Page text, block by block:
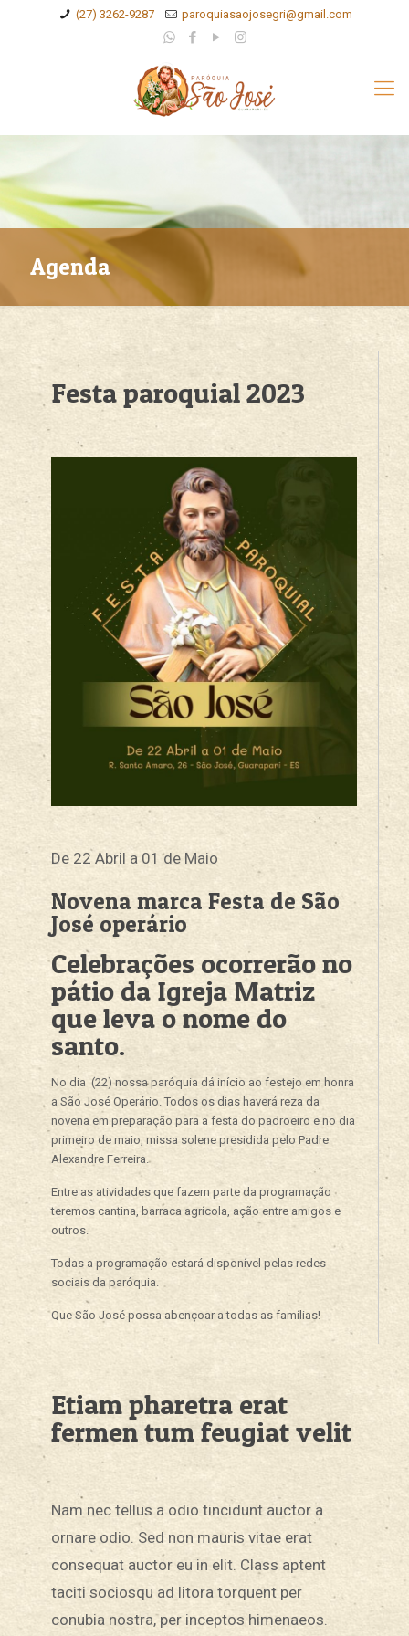
(27) 3262-9287 paroquiasaojosegri@gmail.com
Agenda
Festa paroquial 2023
De 22 Abril a 01 de Maio
Novena marca Festa de São
José operário
Celebrações ocorrerão no
pátio da Igreja Matriz
que leva o nome do
santo.
No dia (22) nossa paróquia dá início ao festejo em honra
a São José Operário. Todos os dias haverá reza da
novena em preparação para a festa do padroeiro e no dia
primeiro de maio, missa solene presidida pelo Padre
Alexandre Ferreira.
Entre as atividades que fazem parte da programação
teremos cantina, barraca agrícola, ação entre amigos e
outros.
Todas a programação estará disponível pelas redes
sociais da paróquia.
Que São José possa abençoar a todas as famílias!
Etiam pharetra erat
fermen tum feugiat velit
Nam nec tellus a odio tincidunt auctor a
ornare odio. Sed non mauris vitae erat
consequat auctor eu in elit. Class aptent
taciti sociosqu ad litora torquent per
conubia nostra, per inceptos himenaeos.